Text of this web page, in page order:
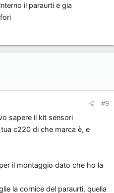
il paraurti e gia
#9
sapere il kit sensori
c220 di che marca è, e
il montaggio dato che ho la
la cornice del paraurti, quella